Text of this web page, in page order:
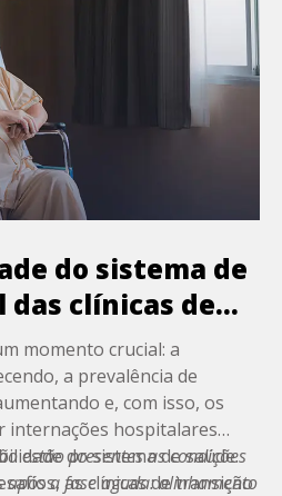
do sistema de
das clínicas de
superar os
momento crucial: a
a prevalência de
e, com isso, os
internações hospitalares
do sistema de saúde.
asclínicas de transição
estão presentes as condições
após a fase aguda: alinhamento